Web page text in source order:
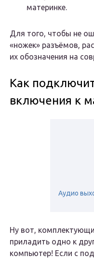
материнке.
Для того, чтобы не
«ножек» разъёмов,
их обозначения на
Как
включения к
Аудио
Ну вот,
приладить одно к
компьютер! Если с